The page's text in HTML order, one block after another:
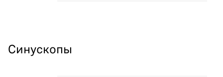
Синускопы